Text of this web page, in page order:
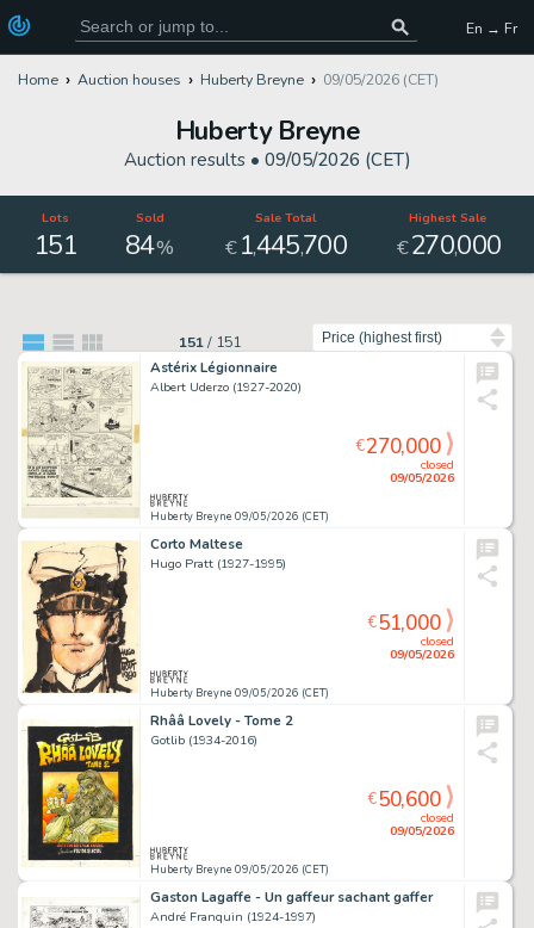
En → Fr
Home Auction houses Huberty Breyne 09/05/2026 (CET)
Huberty Breyne
Auction results • 09/05/2026 (CET)
Lots
151
Sold
84%
Sale Total
€ 1,445,700
Highest Sale
€270,000
151/ 151
Astérix Légionnaire
Albert Uderzo (1927-2020)
Huberty Breyne 09/05/2026 (CET)
closed
09/05/2026
€270,000
Corto Maltese
Hugo Pratt (1927-1995)
Huberty Breyne 09/05/2026 (CET)
closed
09/05/2026
€51,000
Rhââ Lovely - Tome 2
Gotlib (1934-2016)
Huberty Breyne 09/05/2026 (CET)
closed
09/05/2026
€50,600
Gaston Lagaffe - Un gaffeur sachant gaffer
André Franquin (1924-1997)